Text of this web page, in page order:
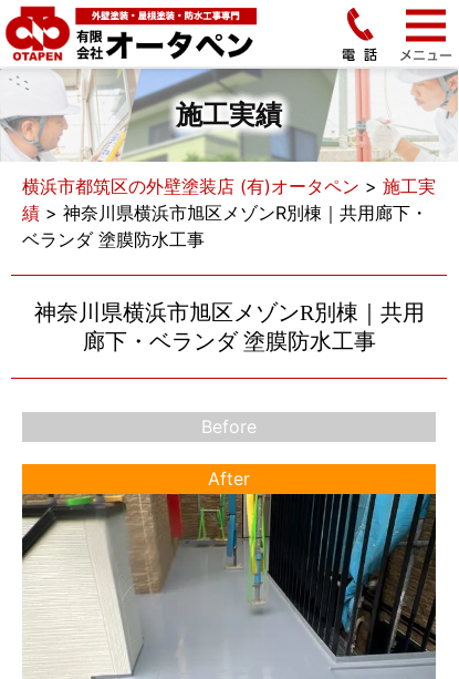
施工実績
横浜市都筑区の外壁塗装店 (有)オータペン > 施工実
績 > 神奈川県横浜市旭区メゾンR別棟｜共用廊下・
ベランダ 塗膜防水工事
神奈川県横浜市旭区メゾンR別棟｜共用
廊下・ベランダ 塗膜防水工事
Before
After